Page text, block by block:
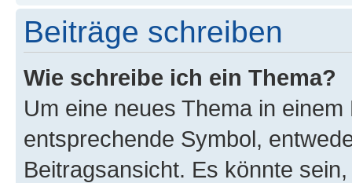
Beiträge schreiben
Wie schreibe ich ein Thema?
Um eine neues Thema in
entsprechende Symbol,
Beitragsansicht. Es könnte